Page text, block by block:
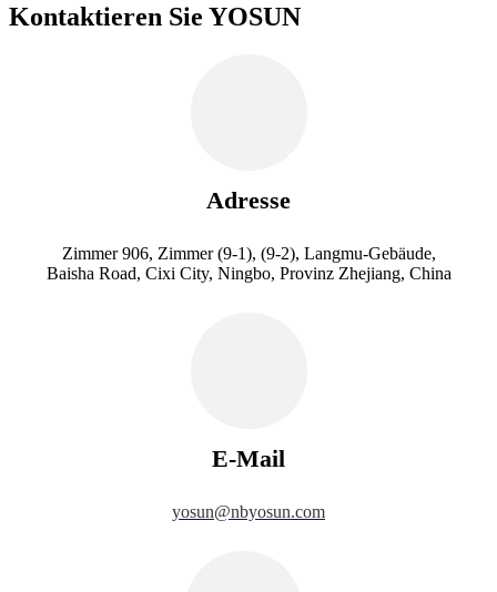
Kontaktieren Sie YOSUN
Adresse
Zimmer 906, Zimmer (9-1), (9-2), Langmu-Gebäude,
Baisha Road, Cixi City, Ningbo, Provinz Zhejiang, China
E-Mail
yosun@nbyosun.com